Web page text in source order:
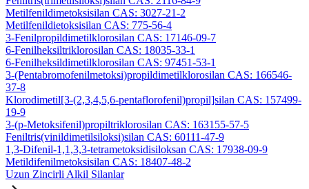
Metilfenildimetoksisilan CAS: 3027-21-2
Metilfenildietoksisilan CAS: 775-56-4
3-Fenilpropildimetilklorosilan CAS: 17146-09-7
6-Fenilheksiltriklorosilan CAS: 18035-33-1
6-Fenilheksildimetilklorosilan CAS: 97451-53-1
3-(Pentabromofenilmetoksi)propildimetilklorosilan CAS: 166546-
37-8
Klorodimetil[3-(2,3,4,5,6-pentaflorofenil)propil]silan CAS: 157499-
19-9
3-(p-Metoksifenil)propiltriklorosilan CAS: 163155-57-5
Feniltris(vinildimetilsiloksi)silan CAS: 60111-47-9
1,3-Difenil-1,1,3,3-tetrametoksidisiloksan CAS: 17938-09-9
Metildifenilmetoksisilan CAS: 18407-48-2
Uzun Zincirli Alkil Silanlar